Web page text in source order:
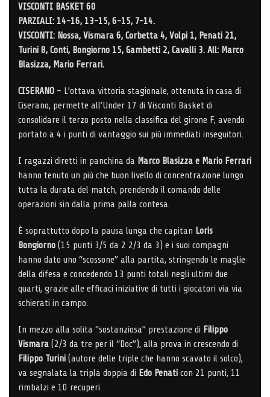
VISCONTI BASKET 60
PARZIALI: 14-16, 13-15, 6-15, 7-14.
VISCONTI: Nossa, Vismara 6, Corbetta 4, Volpi 1, Penati 21,
Turini 8, Conti, Bongiorno 15, Gambetti 2, Cavalli 3. All: Marco
Blasizza, Mario Ferrari.
CISERANO – L’ottava vittoria stagionale, ottenuta in casa di
Ciserano, permette all’Under 17 di Visconti Basket di
consolidare il terzo posto nella classifica del girone F, avendo
portato a 4 i punti di vantaggio sui più immediati inseguitori.
I ragazzi diretti in panchina da Marco Blasizza e Mario Ferrari
hanno tenuto un più che buon livello di concentrazione lungo
tutta la durata del match, prendendo il comando delle
operazioni sin dalla prima palla contesa.
È soprattutto dopo la pausa lunga che capitan Loris
Bongiorno (15 punti 3/5 da 2 2/3 da 3) e i suoi compagni
hanno dato uno “scossone” alla partita, stringendo le maglie
della difesa e concedendo 13 punti totali negli ultimi due
quarti, grazie alle efficaci iniziative di tutti i giocatori via via
schierati in campo.
In mezzo alla solita “sostanziosa” prestazione di Filippo
Vismara (2/3 da tre per il “Doc”), alla prova in crescendo di
Filippo Turini (autore delle triple che hanno scavato il solco),
va segnalata la tripla doppia di Edo Penati con 21 punti, 11
rimbalzi e 10 recuperi.